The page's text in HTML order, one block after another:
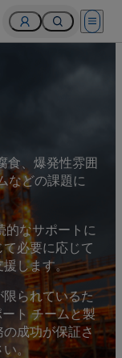
Open
食、爆発性雰囲
などの課題に
的なサポートに
必要に応じて
援します。
られているた
ト チームと製
成功が保証さ
い。